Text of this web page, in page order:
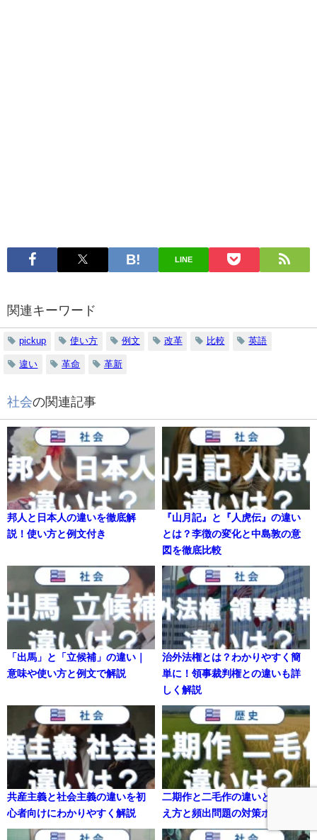
LINE
関連キーワード
pickup 使い方 例文 改革 比較 英語
違い 革命 革新
社会の関連記事
邦人と日本人の違いを徹底解
説！使い方と例文付き
『山月記』と『人虎伝』の違い
とは？李徴の変化と中島敦の意
図を徹底比較
「出馬」と「立候補」の違い｜
意味や使い方と例文で解説
治外法権とは？わかりやすく簡
単に！領事裁判権との違いも詳
しく解説
共産主義と社会主義の違いを初
心者向けにわかりやすく解説
二期作と二毛作の違いとは？覚
え方と頻出問題の対策ポイント